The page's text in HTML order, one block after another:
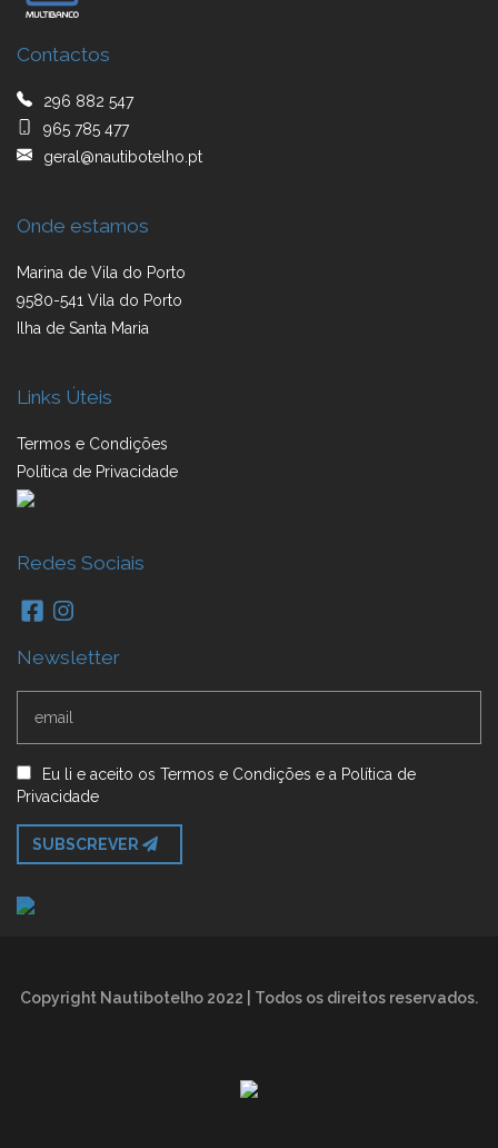
Contactos
296 882 547
965 785 477
geral@nautibotelho.pt
Onde estamos
Marina de Vila do Porto
9580-541 Vila do Porto
Ilha de Santa Maria
Links Úteis
Termos e Condições
Política de Privacidade
Redes Sociais
Newsletter
Eu li e aceito os Termos e Condições e a Política de
Privacidade
SUBSCREVER
Copyright Nautibotelho 2022 | Todos os direitos reservados.